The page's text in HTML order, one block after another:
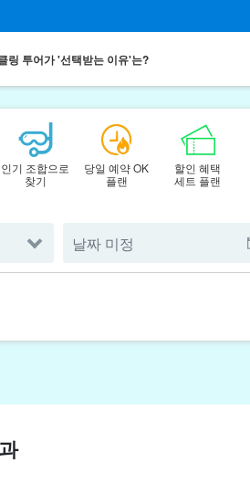
링 투어가 '선택받는 이유'는?
인기 조합으로
찾기
당일 예약 OK
플랜
할인 혜택
세트 플랜